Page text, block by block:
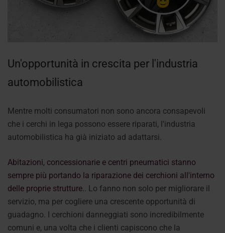
Un'opportunità in crescita per l'industria
automobilistica
Mentre molti consumatori non sono ancora consapevoli
che i cerchi in lega possono essere riparati, l'industria
automobilistica ha già iniziato ad adattarsi.
Abitazioni, concessionarie e centri pneumatici stanno
sempre più portando la riparazione dei cerchioni all'interno
delle proprie strutture.. Lo fanno non solo per migliorare il
servizio, ma per cogliere una crescente opportunità di
guadagno. I cerchioni danneggiati sono incredibilmente
comuni e, una volta che i clienti capiscono che la